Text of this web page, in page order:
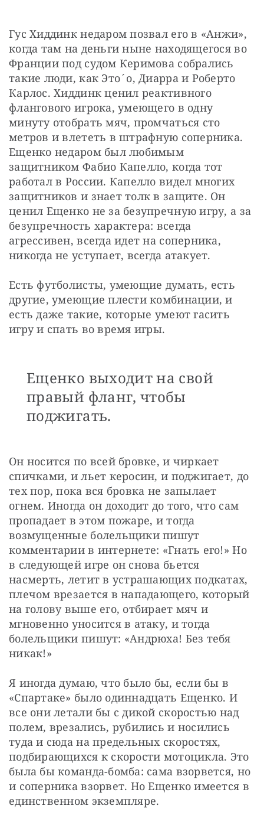
Гус Хиддинк недаром позвал его в «Анжи»,
когда там на деньги ныне находящегося во
Франции под судом Керимова собрались
такие люди, как Это´о, Диарра и Роберто
Карлос. Хиддинк ценил реактивного
флангового игрока, умеющего в одну
минуту отобрать мяч, промчаться сто
метров и влететь в штрафную соперника.
Ещенко недаром был любимым
защитником Фабио Капелло, когда тот
работал в России. Капелло видел многих
защитников и знает толк в защите. Он
ценил Ещенко не за безупречную игру, а за
безупречность характера: всегда
агрессивен, всегда идет на соперника,
никогда не уступает, всегда атакует.
Есть футболисты, умеющие думать, есть
другие, умеющие плести комбинации, и
есть даже такие, которые умеют гасить
игру и спать во время игры.
Ещенко выходит на свой
правый фланг, чтобы
поджигать.
Он носится по всей бровке, и чиркает
спичками, и льет керосин, и поджигает, до
тех пор, пока вся бровка не запылает
огнем. Иногда он доходит до того, что сам
пропадает в этом пожаре, и тогда
возмущенные болельщики пишут
комментарии в интернете: «Гнать его!» Но
в следующей игре он снова бьется
насмерть, летит в устрашающих подкатах,
плечом врезается в нападающего, который
на голову выше его, отбирает мяч и
мгновенно уносится в атаку, и тогда
болельщики пишут: «Андрюха! Без тебя
никак!»
Я иногда думаю, что было бы, если бы в
«Спартаке» было одиннадцать Ещенко. И
все они летали бы с дикой скоростью над
полем, врезались, рубились и носились
туда и сюда на предельных скоростях,
подбирающихся к скорости мотоцикла. Это
была бы команда-бомба: сама взорвется, но
и соперника взорвет. Но Ещенко имеется в
единственном экземпляре.